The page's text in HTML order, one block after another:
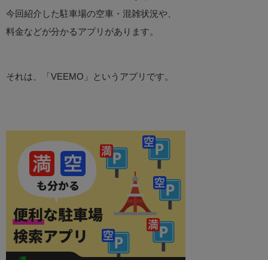
今回紹介した駐車場の空車・混雑状況や、
料金などが分かるアプリがあります。
それは、「VEEMO」というアプリです。